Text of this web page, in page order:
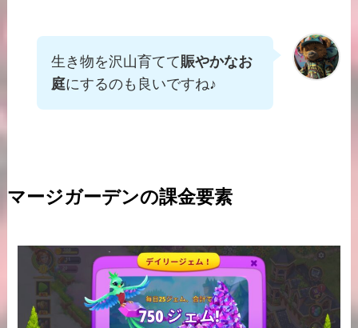
生き物を沢山育てて賑やかなお
庭にするのも良いですね♪
マージガーデンの課金要素